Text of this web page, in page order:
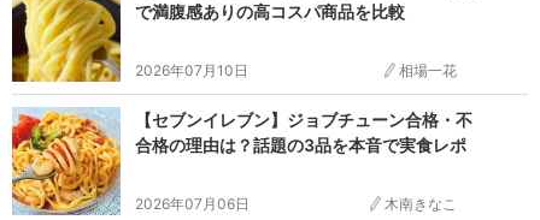
で満腹感ありの高コスパ商品を比較
2026年07月10日 相場一花
【セブンイレブン】ジョブチューン合格・不
合格の理由は？話題の3品を本音で実食レポ
2026年07月06日 木南きなこ